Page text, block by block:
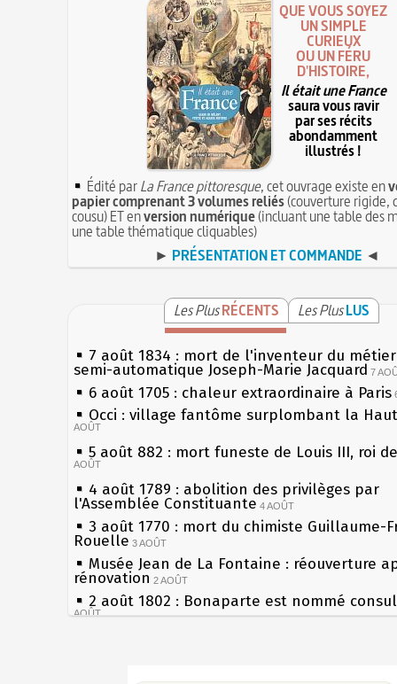
QUE VOUS SOYEZ
UN SIMPLE
CURIEUX
OU UN FÉRU
D'HISTOIRE,
Il était une France
saura vous ravir
par ses récits
abondamment
illustrés !
Édité parLa France pittoresque, cet ouvrage existe en
papier comprenant 3 volumes reliés(couverture rigide,
cousu) ET enversion numérique(incluant une table des
une table thématique cliquables)
► PRÉSENTATION ET COMMANDE ◄
Les PlusRÉCENTS Les PlusLUS
7 août 1834 : mort de l'inventeur du
semi-automatique Joseph-Marie Jacquard 7
6 août 1705 : chaleur extraordinaire à Paris
Occi : village fantôme surplombant la
AOÛT
5 août 882 : mort funeste de Louis III, roi
AOÛT
4 août 1789 : abolition des privilèges par
l'Assemblée Constituante 4 AOÛT
3 août 1770 : mort du chimiste Guillaume-
Rouelle 3 AOÛT
Musée Jean de La Fontaine : réouverture
rénovation 2 AOÛT
2 août 1802 : Bonaparte est nommé
AOÛT